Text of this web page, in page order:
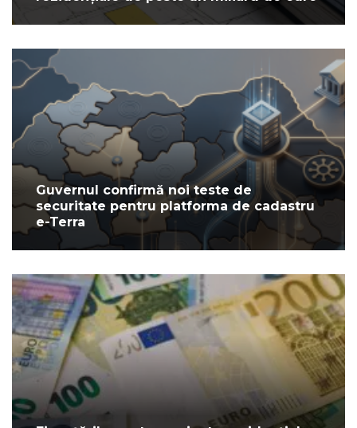
Guvernul confirmă noi teste de
securitate pentru platforma de cadastru
e-Terra